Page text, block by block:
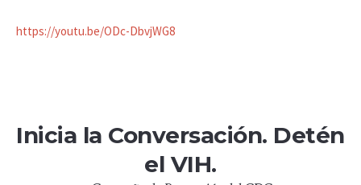
https://youtu.be/ODc-DbvjWG8
Inicia la Conversación. Detén
el VIH.